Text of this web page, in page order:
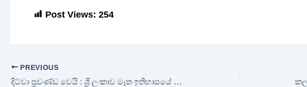
Post Views: 254
PREVIOUS
දිට්වා ප්‍රචණ්ඩ වෙයි : ශ්‍රී ලංකාව මෑත ඉතිහාසයේ දරුණුම වර්ෂාව ඉදිරිපිට!